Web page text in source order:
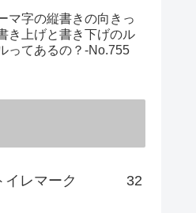
マ字の縦書きの向きっ
き上げと書き下げのル
ってあるの？‐No.755
レマーク 32